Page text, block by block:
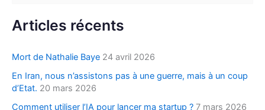
h
c
h
Articles récents
Mort de Nathalie Baye 24 avril 2026
En Iran, nous n’assistons pas à une guerre, mais à un coup
d’Etat. 20 mars 2026
Comment utiliser l’IA pour lancer ma startup ? 7 mars 2026